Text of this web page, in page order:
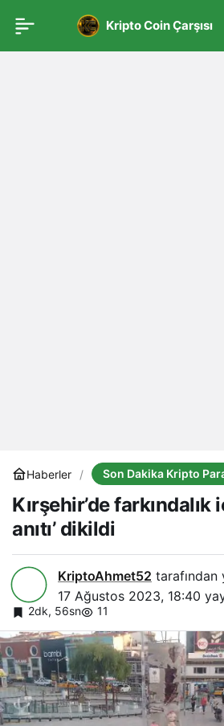
Kripto Coin Çarşısı
Haberler Son Dakika Kripto
Kırşehir’de farkındalık
anıtı’ dikildi
KriptoAhmet52 tarafından
17 Ağustos 2023, 18:40
2dk, 56sn 11